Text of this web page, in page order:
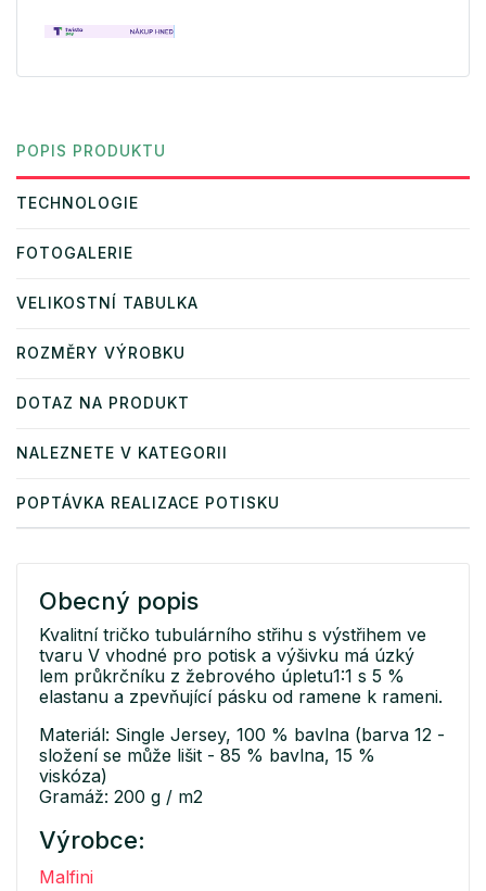
POPIS PRODUKTU
TECHNOLOGIE
FOTOGALERIE
VELIKOSTNÍ TABULKA
ROZMĚRY VÝROBKU
DOTAZ NA PRODUKT
NALEZNETE V KATEGORII
POPTÁVKA REALIZACE POTISKU
Obecný popis
Kvalitní tričko tubulárního střihu s výstřihem ve
tvaru V vhodné pro potisk a výšivku má úzký
lem průkrčníku z žebrového úpletu1:1 s 5 %
elastanu a zpevňující pásku od ramene k rameni.
Materiál: Single Jersey, 100 % bavlna (barva 12 -
složení se může lišit - 85 % bavlna, 15 %
viskóza)
Gramáž: 200 g / m2
Výrobce:
Malfini